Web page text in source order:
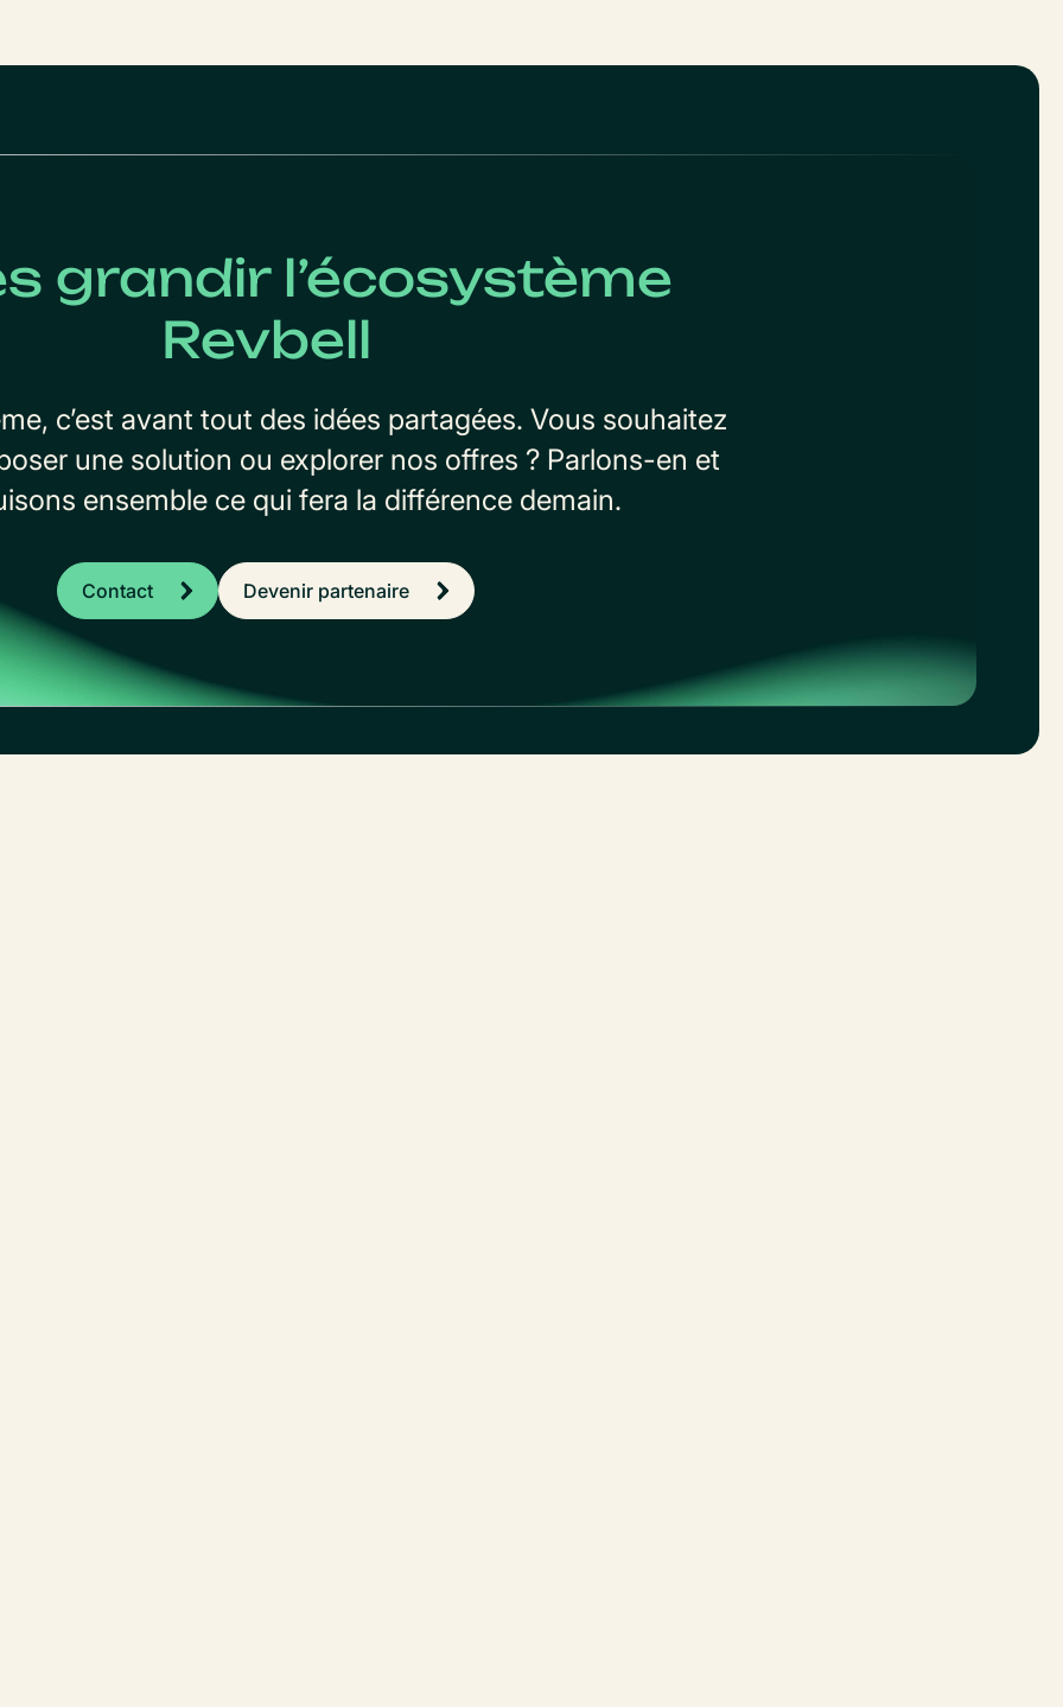
grandir l’écosystème
Revbell
c’est avant tout des idées partagées. Vous souhaitez
une solution ou explorer nos offres ? Parlons-en et
ensemble ce qui fera la différence demain.
Contact Devenir partenaire